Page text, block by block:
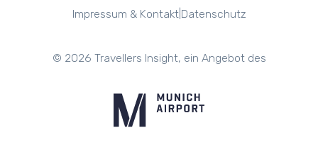
Impressum & Kontakt| Datenschutz
© 2026 Travellers Insight, ein Angebot des